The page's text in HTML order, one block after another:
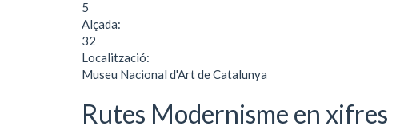
5
Alçada:
32
Localització:
Museu Nacional d'Art de Catalunya
Rutes Modernisme en xifres